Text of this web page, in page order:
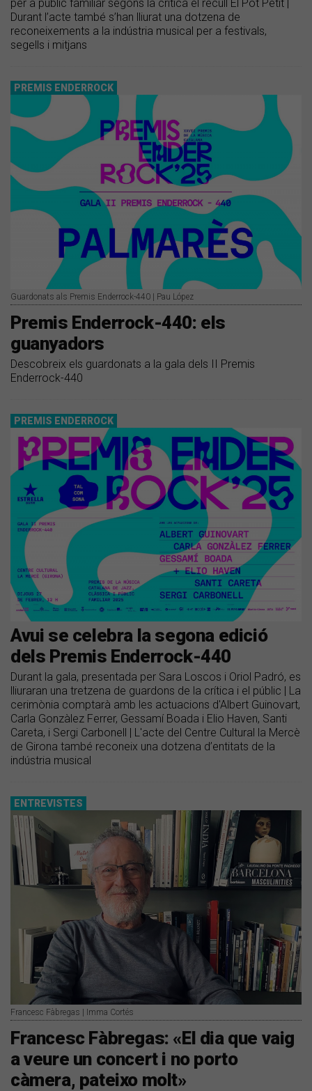
per a públic familiar segons la crítica el recull El Pot Petit |
Durant l’acte també s’han lliurat una dotzena de
reconeixements a la indústria musical per a festivals,
segells i mitjans
PREMIS ENDERROCK
Guardonats als Premis Enderrock-440 | Pau López
Premis Enderrock-440: els
guanyadors
Descobreix els guardonats a la gala dels II Premis
Enderrock-440
PREMIS ENDERROCK
Avui se celebra la segona edició
dels Premis Enderrock-440
Durant la gala, presentada per Sara Loscos i Oriol Padró, es
lliuraran una tretzena de guardons de la crítica i el públic | La
cerimònia comptarà amb les actuacions d'Albert Guinovart,
Carla Gonzàlez Ferrer, Gessamí Boada i Elio Haven, Santi
Careta, i Sergi Carbonell | L'acte del Centre Cultural la Mercè
de Girona també reconeix una dotzena d’entitats de la
indústria musical
ENTREVISTES
Francesc Fàbregas | Imma Cortés
Francesc Fàbregas: «El dia que vaig
a veure un concert i no porto
càmera, pateixo molt»